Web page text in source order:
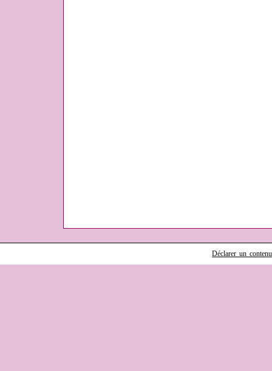
Déclarer un